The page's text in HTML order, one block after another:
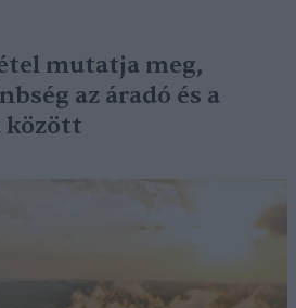
mutatja meg,
az áradó és a
között